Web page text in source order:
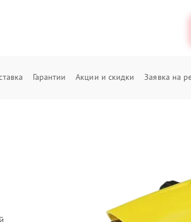
Гарантии Акции и скидки Заявка на